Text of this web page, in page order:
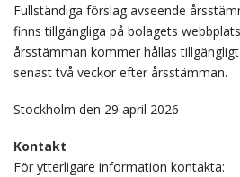
Fullständiga förslag avseende
finns tillgängliga på bolagets
årsstämman kommer hållas
senast två veckor efter årsstämman.
Stockholm den 29 april 2026
Kontakt
För ytterligare information kontakta: